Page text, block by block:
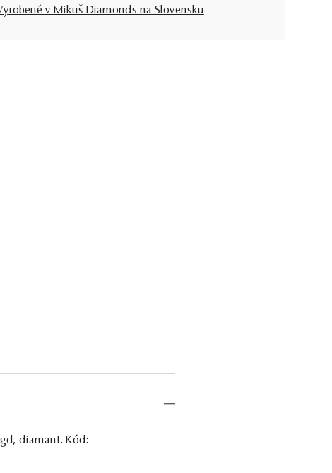
v Mikuš Diamonds na Slovensku
diamant. Kód: